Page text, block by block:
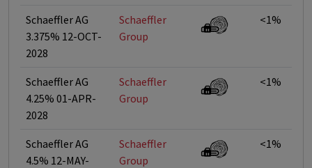
Schaeffler AG
3.375% 12-OCT-
2028
Schaeffler
Group
<1%
Schaeffler AG
4.25% 01-APR-
2028
Schaeffler
Group
<1%
Schaeffler AG
4.5% 12-MAY-
Schaeffler
Group
<1%